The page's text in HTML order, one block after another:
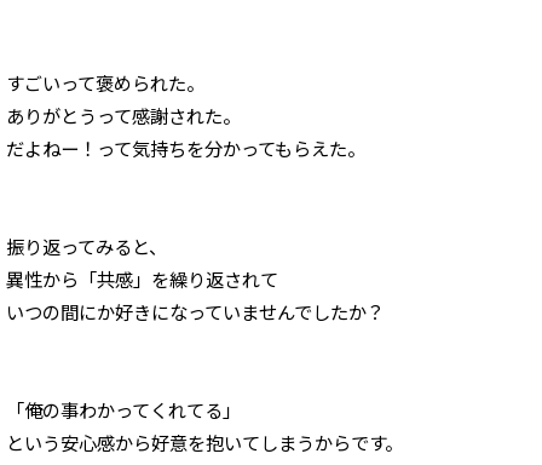
すごいって褒められた。
ありがとうって感謝された。
だよねー！って気持ちを分かってもらえた。
振り返ってみると、
異性から「共感」を繰り返されて
いつの間にか好きになっていませんでしたか？
「俺の事わかってくれてる」
という安心感から好意を抱いてしまうからです。